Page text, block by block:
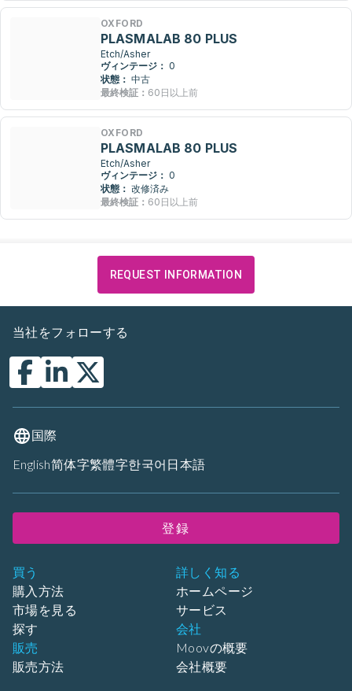
OXFORD
PLASMALAB 80 PLUS
Etch/Asher
ヴィンテージ： 0
状態： 中古
最終検証： 60日以上前
OXFORD
PLASMALAB 80 PLUS
Etch/Asher
ヴィンテージ： 0
状態： 改修済み
最終検証： 60日以上前
REQUEST INFORMATION
買う
購入方法
市場を見る
探す
販売
販売方法
詳しく知る
ホームページ
サービス
会社
Moovの概要
会社概要
当社をフォローする
国際
English简体字繁體字한국어 日本語
登録